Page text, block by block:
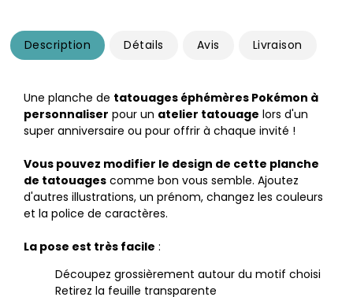
Description Détails Avis Livraison
Une planche de tatouages éphémères Pokémon à
personnaliser pour un atelier tatouage lors d'un
super anniversaire ou pour offrir à chaque invité !
Vous pouvez modifier le design de cette planche
de tatouages comme bon vous semble. Ajoutez
d'autres illustrations, un prénom, changez les couleurs
et la police de caractères.
La pose est très facile :
Découpez grossièrement autour du motif choisi
Retirez la feuille transparente